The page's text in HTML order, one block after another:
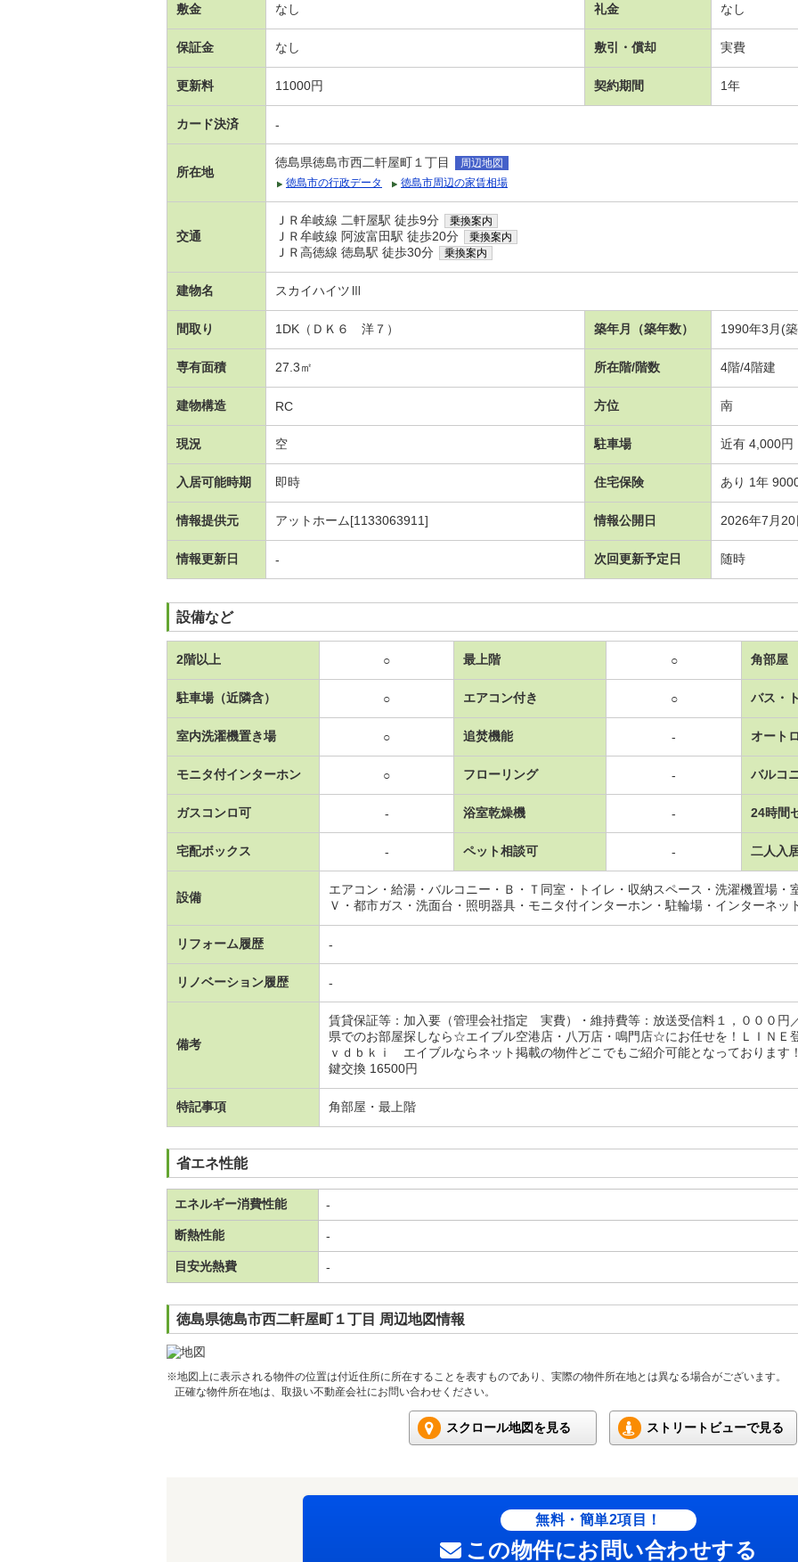
敷金 なし 礼金 なし
保証金 なし 敷引・償却 実費
更新料 11000円 契約期間 1年
カード決済 -
所在地
徳島県徳島市西二軒屋町１丁目
周辺地図
徳島市の行政データ
徳島市周辺の家賃相場
交通
ＪＲ牟岐線 二軒屋駅 徒歩9分 乗換案内
ＪＲ牟岐線 阿波富田駅 徒歩20分 乗換案内
ＪＲ高徳線 徳島駅 徒歩30分 乗換案内
建物名 スカイハイツⅢ
間取り 1DK（ＤＫ６ 洋７） 築年月（築年数） 1990年3月(
専有面積 27.3㎡ 所在階/階数 4階/4階建
建物構造 RC 方位 南
現況 空 駐車場 近有 4,000円
入居可能時期 即時 住宅保険 あり 1年
情報提供元 アットホーム[1133063911] 情報公開日 2026年7月20
情報更新日 - 次回更新予定日 随時
設備など
2階以上 ○ 最上階 ○ 角部屋
駐車場（近隣含） ○ エアコン付き ○ バス・
室内洗濯機置き場 ○ 追焚機能 - オート
モニタ付インターホン ○ フローリング - バルコ
ガスコンロ可 - 浴室乾燥機 - 24時間
宅配ボックス - ペット相談可 - 二人入
設備
エアコン・給湯・バルコニー・Ｂ・Ｔ同室・トイレ・収納スペース・洗濯機置場・
Ｖ・都市ガス・洗面台・照明器具・モニタ付インターホン・駐輪場・インターネッ
リフォーム履歴 -
リノベーション履歴 -
備考
賃貸保証等：加入要（管理会社指定 実費）・維持費等：放送受信料１，０００円
県でのお部屋探しなら☆エイブル空港店・八万店・鳴門店☆にお任せを！ＬＩＮＥ
ｖｄｂｋｉ エイブルならネット掲載の物件どこでもご紹介可能となっております
鍵交換 16500円
特記事項 角部屋・最上階
省エネ性能
エネルギー消費性能 -
断熱性能 -
目安光熱費 -
徳島県徳島市西二軒屋町１丁目 周辺地図情報
※地図上に表示される物件の位置は付近住所に所在することを表すものであり、実際の物件所在地とは異なる場合がございます。
正確な物件所在地は、取扱い不動産会社にお問い合わせください。
スクロール地図を見る ストリートビューで見る
無料・簡単2項目！
この物件にお問い合わせする